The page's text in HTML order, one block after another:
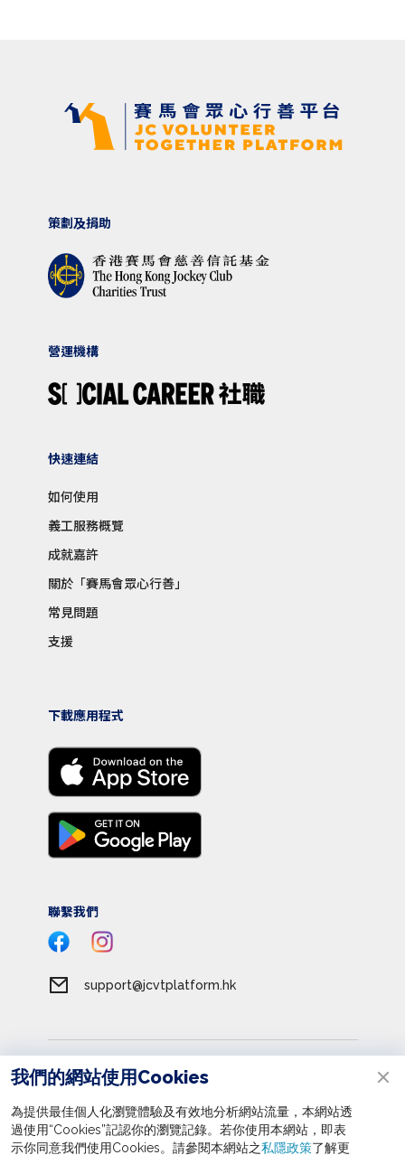
立即報名
策劃及捐助
營運機構
快速連結
如何使用
義工服務概覽
成就嘉許
關於「賽馬會眾心行善」
常見問題
支援
下載應用程式
聯繫我們
support@jcvtplatform.hk
私隱政策
收集個人資料聲明
我們的網站使用Cookies
為提供最佳個人化瀏覽體驗及有效地分析網站流量，本網站透
過使用“Cookies”記認你的瀏覽記錄。若你使用本網站，即表
示你同意我們使用Cookies。請參閱本網站之私隱政策了解更